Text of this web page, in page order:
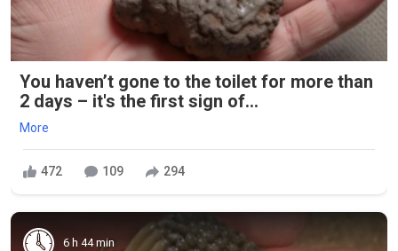
You haven’t gone to the toilet for more than
2 days – it's the first sign of...
More
472 109 294
6 h 44 min